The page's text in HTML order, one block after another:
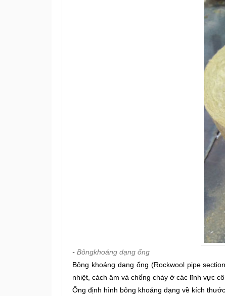
Bôngkhoáng dạng ống
Bông khoáng dạng ống (Rockwool pipe
nhiệt, cách âm và chống cháy ở các lĩnh vực
Ống định hình bông khoáng dạng về kích